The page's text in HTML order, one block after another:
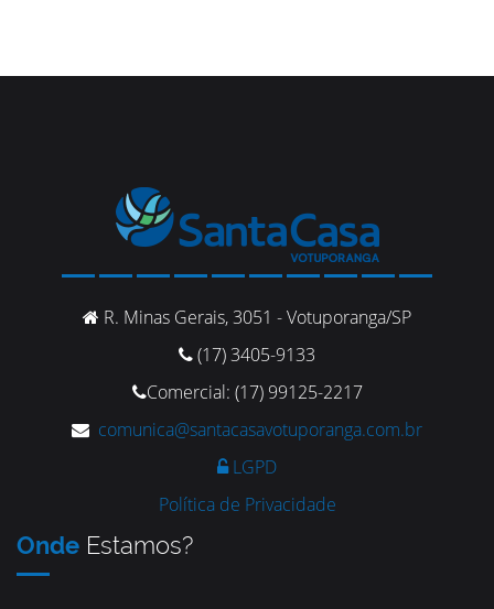
R. Minas Gerais, 3051 - Votuporanga/SP
(17) 3405-9133
Comercial: (17) 99125-2217
comunica@santacasavotuporanga.com.br
LGPD
Política de Privacidade
Onde Estamos?